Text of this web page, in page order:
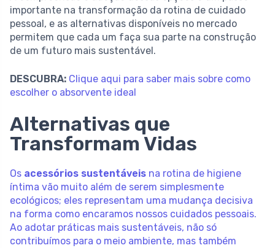
importante na transformação da rotina de cuidado
pessoal, e as alternativas disponíveis no mercado
permitem que cada um faça sua parte na construção
de um futuro mais sustentável.
DESCUBRA: Clique aqui para saber mais sobre como
escolher o absorvente ideal
Alternativas que
Transformam Vidas
Os acessórios sustentáveis na rotina de higiene
íntima vão muito além de serem simplesmente
ecológicos; eles representam uma mudança decisiva
na forma como encaramos nossos cuidados pessoais.
Ao adotar práticas mais sustentáveis, não só
contribuímos para o meio ambiente, mas também